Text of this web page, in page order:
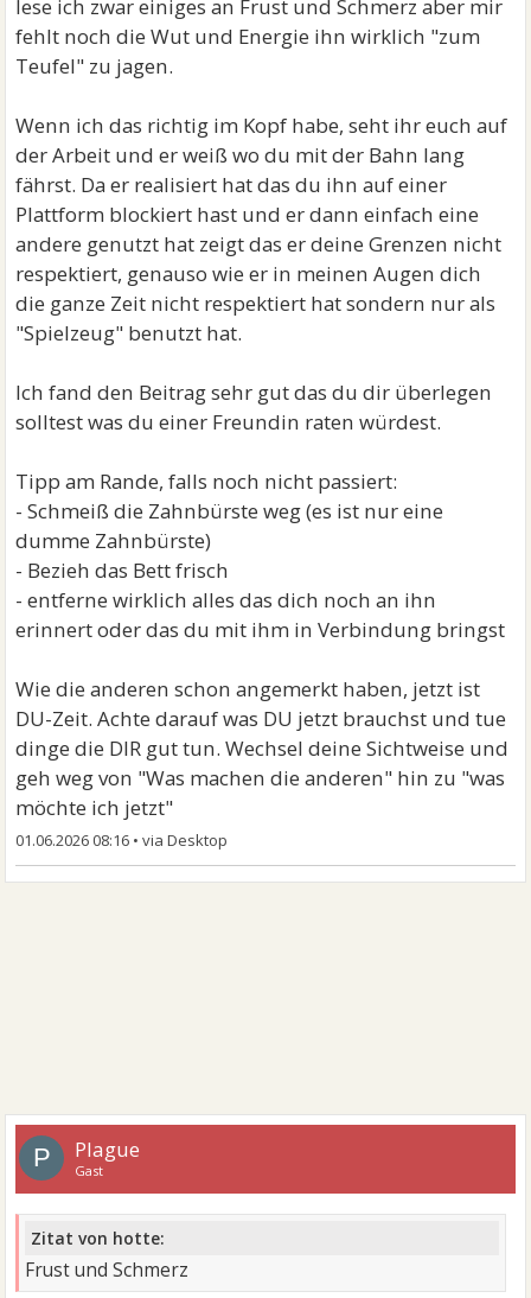
lese ich zwar einiges an Frust und Schmerz aber mir
fehlt noch die Wut und Energie ihn wirklich "zum
Teufel" zu jagen.
Wenn ich das richtig im Kopf habe, seht ihr euch auf
der Arbeit und er weiß wo du mit der Bahn lang
fährst. Da er realisiert hat das du ihn auf einer
Plattform blockiert hast und er dann einfach eine
andere genutzt hat zeigt das er deine Grenzen nicht
respektiert, genauso wie er in meinen Augen dich
die ganze Zeit nicht respektiert hat sondern nur als
"Spielzeug" benutzt hat.
Ich fand den Beitrag sehr gut das du dir überlegen
solltest was du einer Freundin raten würdest.
Tipp am Rande, falls noch nicht passiert:
- Schmeiß die Zahnbürste weg (es ist nur eine
dumme Zahnbürste)
- Bezieh das Bett frisch
- entferne wirklich alles das dich noch an ihn
erinnert oder das du mit ihm in Verbindung bringst
Wie die anderen schon angemerkt haben, jetzt ist
DU-Zeit. Achte darauf was DU jetzt brauchst und tue
dinge die DIR gut tun. Wechsel deine Sichtweise und
geh weg von "Was machen die anderen" hin zu "was
möchte ich jetzt"
01.06.2026 08:16 •
P Plague
Gast
Zitat von hotte:
Frust und Schmerz